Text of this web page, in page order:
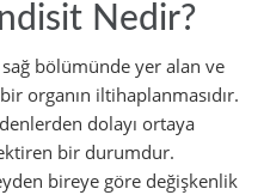
Nedir?
bölümünde yer alan ve
organın iltihaplanmasıdır.
dolayı ortaya
bir durumdur.
bireye göre değişkenlik